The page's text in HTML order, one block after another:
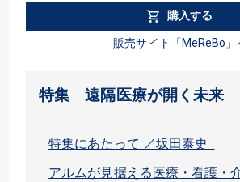
購入する
販売サイト「MeReBo」
特集 遠隔医療が開く未来
特集にあたって ／坂田泰史
アルムが見据える医療・看護・